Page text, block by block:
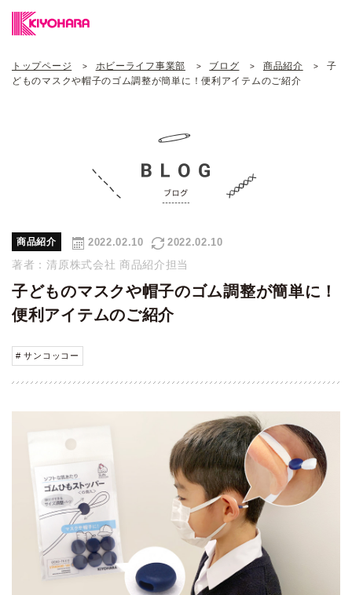
トップページ ホビーライフ事業部 ブログ 商品紹介
子
どものマスクや帽子のゴム調整が簡単に！便利アイテムのご紹介
商品紹介 2022.02.10 2022.02.10
著者：清原株式会社 商品紹介担当
子どものマスクや帽子のゴム調整が簡単に！
便利アイテムのご紹介
# サンコッコー